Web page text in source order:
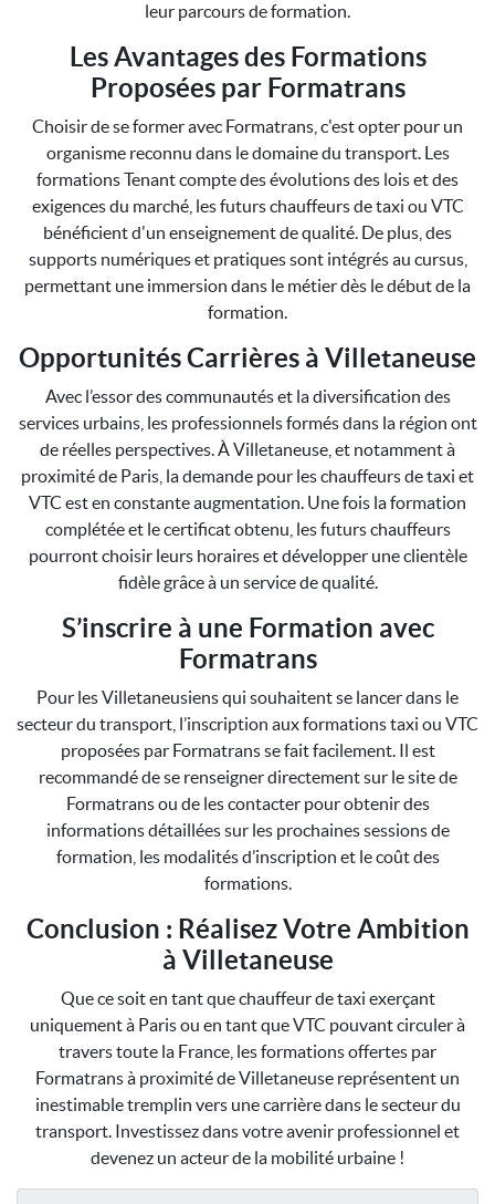
leur parcours de formation.
Les Avantages des Formations
Proposées par Formatrans
Choisir de se former avec Formatrans, c'est opter pour un
organisme reconnu dans le domaine du transport. Les
formations Tenant compte des évolutions des lois et des
exigences du marché, les futurs chauffeurs de taxi ou VTC
bénéficient d'un enseignement de qualité. De plus, des
supports numériques et pratiques sont intégrés au cursus,
permettant une immersion dans le métier dès le début de la
formation.
Opportunités Carrières à Villetaneuse
Avec l’essor des communautés et la diversification des
services urbains, les professionnels formés dans la région ont
de réelles perspectives. À Villetaneuse, et notamment à
proximité de Paris, la demande pour les chauffeurs de taxi et
VTC est en constante augmentation. Une fois la formation
complétée et le certificat obtenu, les futurs chauffeurs
pourront choisir leurs horaires et développer une clientèle
fidèle grâce à un service de qualité.
S’inscrire à une Formation avec
Formatrans
Pour les Villetaneusiens qui souhaitent se lancer dans le
secteur du transport, l’inscription aux formations taxi ou VTC
proposées par Formatrans se fait facilement. Il est
recommandé de se renseigner directement sur le site de
Formatrans ou de les contacter pour obtenir des
informations détaillées sur les prochaines sessions de
formation, les modalités d’inscription et le coût des
formations.
Conclusion : Réalisez Votre Ambition
à Villetaneuse
Que ce soit en tant que chauffeur de taxi exerçant
uniquement à Paris ou en tant que VTC pouvant circuler à
travers toute la France, les formations offertes par
Formatrans à proximité de Villetaneuse représentent un
inestimable tremplin vers une carrière dans le secteur du
transport. Investissez dans votre avenir professionnel et
devenez un acteur de la mobilité urbaine !